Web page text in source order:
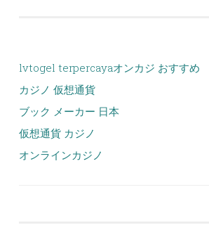
lvtogel terpercayaオンカジ おすすめ
カジノ 仮想通貨
ブック メーカー 日本
仮想通貨 カジノ
オンラインカジノ